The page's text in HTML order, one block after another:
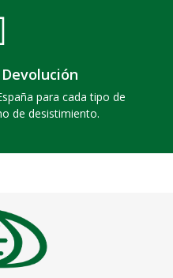
para cada tipo de
de desistimiento.